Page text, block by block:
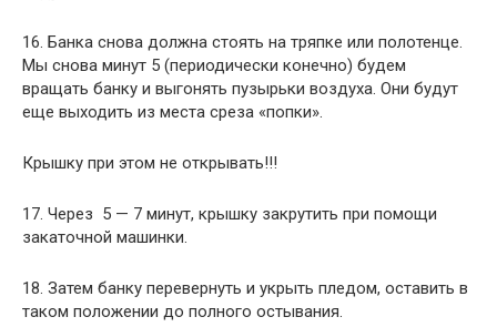
16. Банка снова должна стоять на тряпке или полотенце.
Мы снова минут 5 (периодически конечно) будем
вращать банку и выгонять пузырьки воздуха. Они будут
еще выходить из места среза «попки».
Крышку при этом не открывать!!!
17. Через 5 — 7 минут, крышку закрутить при помощи
закаточной машинки.
18. Затем банку перевернуть и укрыть пледом, оставить в
таком положении до полного остывания.